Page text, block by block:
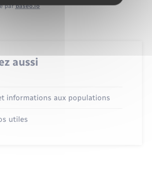
parbaseo.io
aussi
informations aux populations
utiles